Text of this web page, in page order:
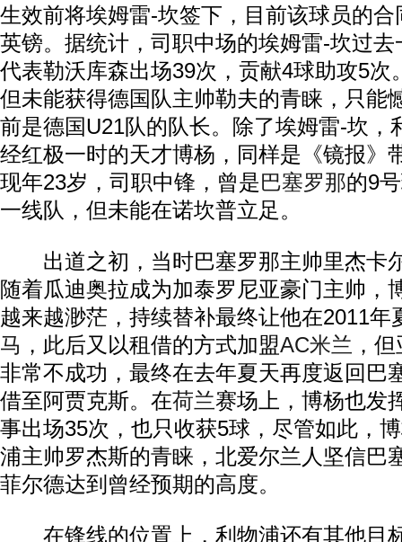
生效前将埃姆雷-坎签下，目前该球员的
英镑。据统计，司职中场的埃姆雷-坎过
代表勒沃库森出场39次，贡献4球助攻5次
但未能获得德国队主帅勒夫的青睐，只能
前是德国U21队的队长。除了埃姆雷-坎，
经红极一时的天才博杨，同样是《镜报》
现年23岁，司职中锋，曾是巴塞罗那的9
一线队，但未能在诺坎普立足。
出道之初，当时巴塞罗那主帅里杰卡
随着瓜迪奥拉成为加泰罗尼亚豪门主帅，
越来越渺茫，持续替补最终让他在2011年
马 ，此后又以租借的方式加盟AC米兰 ，
非常不成功，最终在去年夏天再度返回巴
借至阿贾克斯。在荷兰赛场上，博杨也发
事出场35次，也只收获5球，尽管如此，
浦主帅罗杰斯的青睐，北爱尔兰人坚信巴
菲尔德达到曾经预期的高度。
在锋线的位置上，利物浦还有其他目